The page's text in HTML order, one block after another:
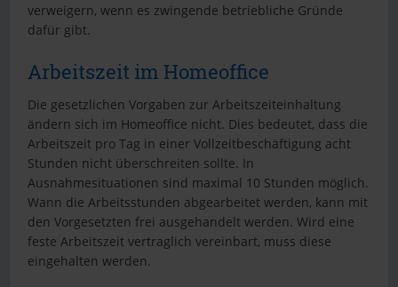
verweigern, wenn es zwingende betriebliche Gründe
dafür gibt.
Arbeitszeit im Homeoffice
Die gesetzlichen Vorgaben zur Arbeitszeiteinhaltung
ändern sich im Homeoffice nicht. Dies bedeutet, dass die
Arbeitszeit pro Tag in einer Vollzeitbeschäftigung acht
Stunden nicht überschreiten sollte. In
Ausnahmesituationen sind maximal 10 Stunden möglich.
Wann die Arbeitsstunden abgearbeitet werden, kann mit
den Vorgesetzten frei ausgehandelt werden. Wird eine
feste Arbeitszeit vertraglich vereinbart, muss diese
eingehalten werden.